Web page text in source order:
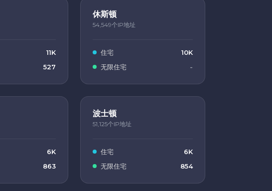
11K
527
休斯顿
54,549个IP地址
住宅
10K
无限住宅
-
6K
863
波士顿
51,125个IP地址
住宅
6K
无限住宅
854